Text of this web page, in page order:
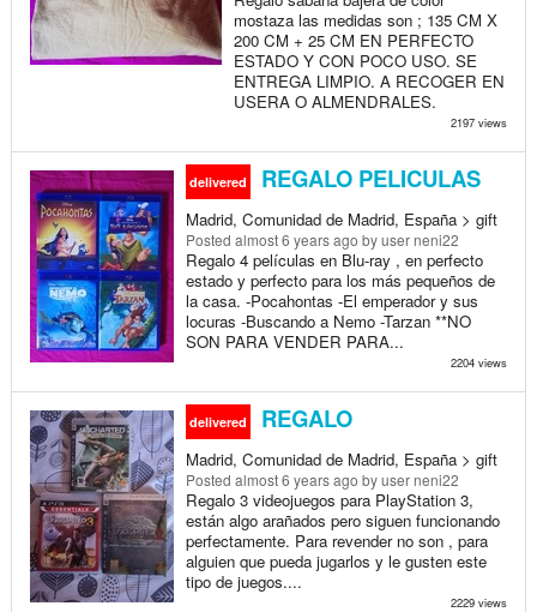
mostaza las medidas son ; 135 CM X
200 CM + 25 CM EN PERFECTO
ESTADO Y CON POCO USO. SE
ENTREGA LIMPIO. A RECOGER EN
USERA O ALMENDRALES.
2197 views
delivered REGALO PELICULAS
Madrid, Comunidad de Madrid, España > gift
Posted almost 6 years ago by user neni22
Regalo 4 películas en Blu-ray , en perfecto
estado y perfecto para los más pequeños de
la casa. -Pocahontas -El emperador y sus
locuras -Buscando a Nemo -Tarzan **NO
SON PARA VENDER PARA...
2204 views
delivered REGALO
Madrid, Comunidad de Madrid, España > gift
Posted almost 6 years ago by user neni22
Regalo 3 videojuegos para PlayStation 3,
están algo arañados pero siguen funcionando
perfectamente. Para revender no son , para
alguien que pueda jugarlos y le gusten este
tipo de juegos....
2229 views